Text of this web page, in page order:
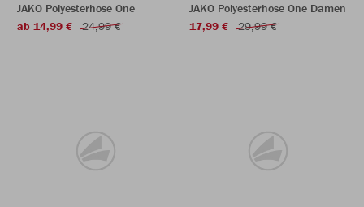
JAKO Polyesterhose One
ab 14,99 €
24,99 €
JAKO Polyesterhose One Damen
17,99 €
29,99 €